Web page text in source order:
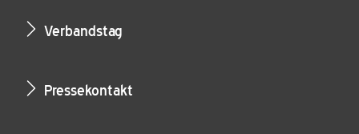
Verbandstag
Pressekontakt